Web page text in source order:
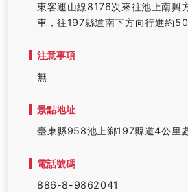
東客運山線8176次來往池上南興
車，往197縣道南下方向行進約
注意事項
無
景點地址
臺東縣958池上鄉197縣道4公里
電話號碼
886-8-9862041